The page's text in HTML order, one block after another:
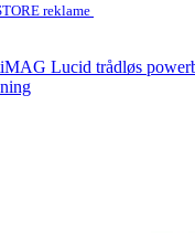
reklame
Lucid trådløs